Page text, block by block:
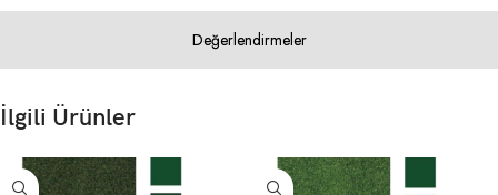
Değerlendirmeler
İlgili Ürünler